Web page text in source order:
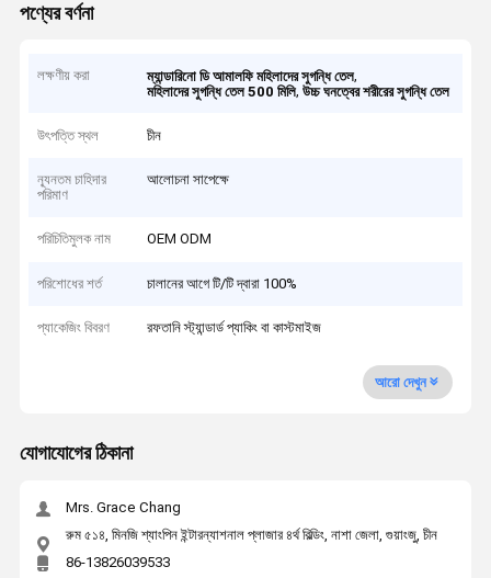
পণ্যের বর্ণনা
লক্ষণীয় করা ম্যান্ডারিনো ডি আমালফি মহিলাদের সুগন্ধি তেল,
মহিলাদের সুগন্ধি তেল 500 মিলি,উচ্চ ঘনত্বের শরীরের সুগন্ধি তেল
উৎপত্তি স্থল চীন
ন্যূনতম চাহিদার
পরিমাণ
আলোচনা সাপেক্ষে
পরিচিতিমুলক নাম OEM ODM
পরিশোধের শর্ত চালানের আগে টি/টি দ্বারা 100%
প্যাকেজিং বিবরণ রফতানি স্ট্যান্ডার্ড প্যাকিং বা কাস্টমাইজ
আরো দেখুন
যোগাযোগের ঠিকানা
Mrs. Grace Chang
রুম ৫১৪, মিনজি শ্যাংপিন ইন্টারন্যাশনাল প্লাজার ৪র্থ বিল্ডিং, নাশা জেলা, গুয়াংজু, চীন
86-13826039533